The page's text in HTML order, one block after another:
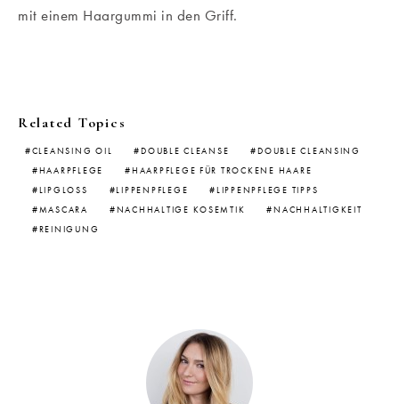
mit einem Haargummi in den Griff.
Related Topics
CLEANSING OIL DOUBLE CLEANSE
DOUBLE CLEANSING
HAARPFLEGE
HAARPFLEGE FÜR TROCKENE HAARE
LIPGLOSS
LIPPENPFLEGE
LIPPENPFLEGE TIPPS
MASCARA
NACHHALTIGE KOSEMTIK
NACHHALTIGKEIT
REINIGUNG